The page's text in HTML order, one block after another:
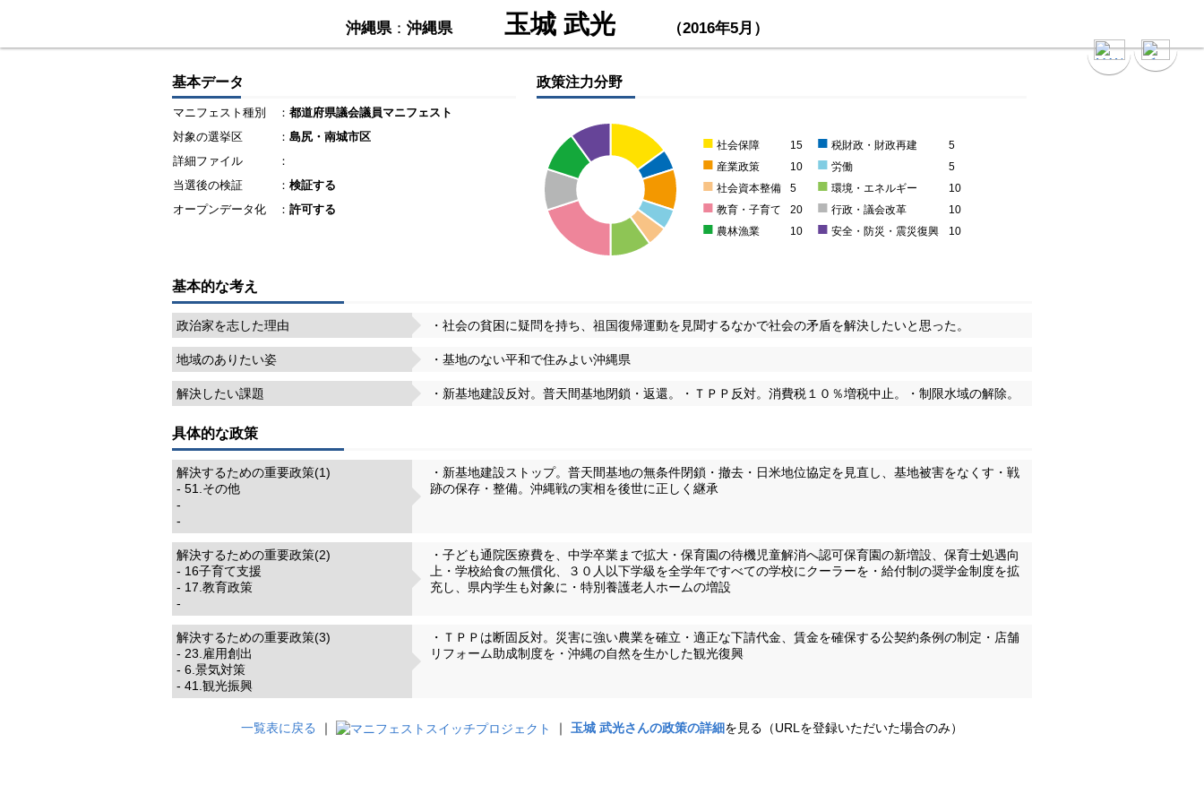
沖縄県：沖縄県 玉城 武光 （2016年5月）
基本データ
マニフェスト種別 ： 都道府県議会議員マニフェスト
対象の選挙区
： 島尻・南城市区
詳細ファイル
：
当選後の検証
： 検証する
オープンデータ化
： 許可する
政策注力分野
■ 社会保障 15 ■ 税財政・財政再建 5
■ 産業政策 10 ■ 労働 5
■ 社会資本整備 5 ■ 環境・エネルギー 10
■ 教育・子育て 20 ■ 行政・議会改革 10
■ 農林漁業 10 ■ 安全・防災・震災復興 10
基本的な考え
政治家を志した理由 ・社会の貧困に疑問を持ち、祖国復帰運動を見聞するなかで社会の矛盾を解決したいと思った。
地域のありたい姿 ・基地のない平和で住みよい沖縄県
解決したい課題 ・新基地建設反対。普天間基地閉鎖・返還。・ＴＰＰ反対。消費税１０％増税中止。・制限水域の解除。
具体的な政策
解決するための重要政策(1)
- 51.その他
-
-
・新基地建設ストップ。普天間基地の無条件閉鎖・撤去・日米地位協定を見直し、基地被害をなくす・戦
跡の保存・整備。沖縄戦の実相を後世に正しく継承
解決するための重要政策(2)
- 16子育て支援
- 17.教育政策
-
・子ども通院医療費を、中学卒業まで拡大・保育園の待機児童解消へ認可保育園の新増設、保育士処遇向
上・学校給食の無償化、３０人以下学級を全学年ですべての学校にクーラーを・給付制の奨学金制度を拡
充し、県内学生も対象に・特別養護老人ホームの増設
解決するための重要政策(3)
- 23.雇用創出
- 6.景気対策
- 41.観光振興
・ＴＰＰは断固反対。災害に強い農業を確立・適正な下請代金、賃金を確保する公契約条例の制定・店舗
リフォーム助成制度を・沖縄の自然を生かした観光復興
一覧表に戻る ｜ ｜ 玉城 武光さんの政策の詳細を見る（URLを登録いただいた場合のみ）